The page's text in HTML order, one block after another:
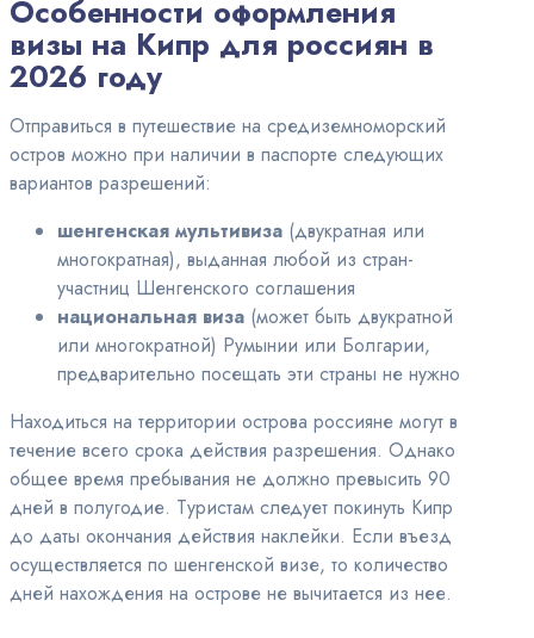
Особенности оформления
визы на Кипр для россиян в
2026 году
Отправиться в путешествие на средиземноморский
остров можно при наличии в паспорте следующих
вариантов разрешений:
шенгенская мультивиза (двукратная или
многократная), выданная любой из стран-
участниц Шенгенского соглашения
национальная виза (может быть двукратной
или многократной) Румынии или Болгарии,
предварительно посещать эти страны не нужно
Находиться на территории острова россияне могут в
течение всего срока действия разрешения. Однако
общее время пребывания не должно превысить 90
дней в полугодие. Туристам следует покинуть Кипр
до даты окончания действия наклейки. Если въезд
осуществляется по шенгенской визе, то количество
дней нахождения на острове не вычитается из нее.